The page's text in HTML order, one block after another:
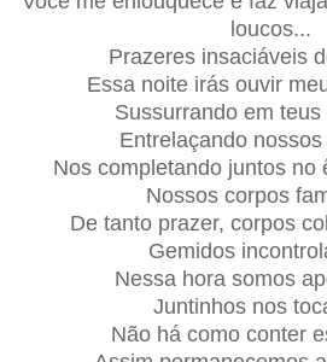
loucos...
Prazeres insaciáveis
Essa noite irás ouvir
Sussurrando em teus
Entrelaçando
Nos completando juntos no
Nossos corpos
De tanto prazer, corpos
Gemidos
Nessa hora somos
Juntinhos nos
Não há como conter